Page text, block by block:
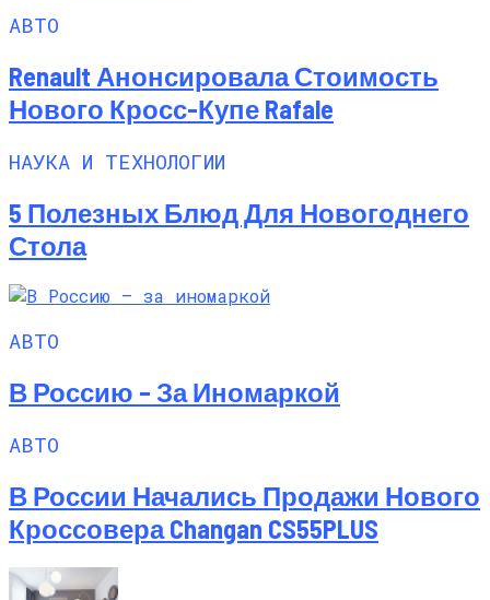
АВТО
Renault Анонсировала Стоимость
Нового Кросс-Купе Rafale
НАУКА И ТЕХНОЛОГИИ
5 Полезных Блюд Для Новогоднего
Стола
АВТО
В Россию – За Иномаркой
АВТО
В России Начались Продажи Нового
Кроссовера Changan CS55PLUS